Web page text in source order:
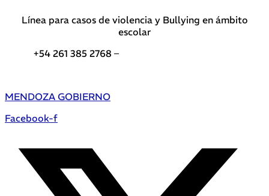
Línea para casos de violencia y Bullying en ámbito
escolar
+54 261 385 2768 –
MENDOZA GOBIERNO
Facebook-f